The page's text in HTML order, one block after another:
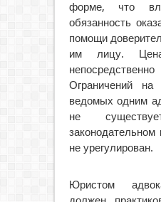
форме, что
обязанность
помощи
им лицу. Цена
Ограничений на
ведомых одним
не
законодательном
не урегулирован.
Юристом